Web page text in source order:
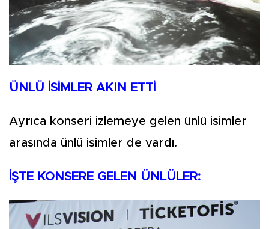
ÜNLÜ İSİMLER AKIN ETTİ
Ayrıca konseri izlemeye gelen ünlü isimler
arasında ünlü isimler de vardı.
İŞTE KONSERE GELEN ÜNLÜLER: